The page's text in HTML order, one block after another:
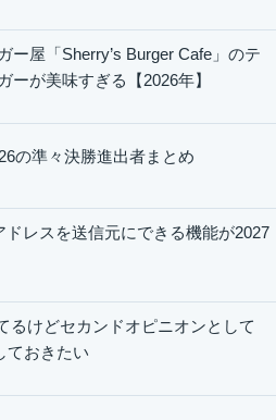
ー屋「Sherry’s Burger Cafe」のテ
ーが美味すぎる【2026年】
の準々決勝進出者まとめ
レスを送信元にできる機能が2027
るけどセカンドオピニオンとして
ておきたい